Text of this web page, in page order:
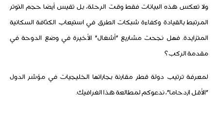
ولا تعكس هذه البيانات فقط وقت الرحلة، بل تقيس أيضا حجم التوتر
المرتبط بالقيادة وكفاءة شبكات الطرق في استيعاب الكثافة السكانية
المتزايدة. فهل نجحت مشاريع "أشغال" الأخيرة في وضع الدوحة في
مقدمة الركب؟
لمعرفة ترتيب دولة قطر مقارنة بجاراتها الخليجيات في مؤشر الدول
"الأقل ازدحاما"، ندعوكم لمطالعة هذا الغرافيك.